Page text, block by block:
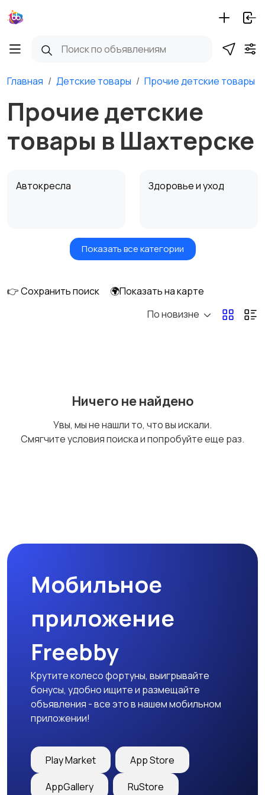
Главная Детские товары Прочие детские товары
Прочие детские
товары в Шахтерске
Автокресла Здоровье и уход
Игрушки и игры Детские коляски
Купание
Детская одежда Детская обувь
Детский транспорт
Показать все категории
👉 Сохранить поиск
🌍Показать на карте
По новизне
Ничего не найдено
Увы, мы не нашли то, что вы искали.
Смягчите условия поиска и попробуйте еще раз.
Мобильное
приложение
Freebby
Крутите колесо фортуны, выигрывайте
бонусы, удобно ищите и размещайте
объявления - все это в нашем мобильном
приложении!
Play Market App Store
AppGallery RuStore